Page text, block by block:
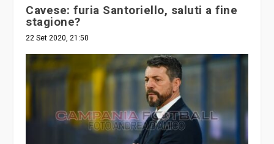
Cavese: furia Santoriello, saluti a fine
stagione?
22 Set 2020, 21:50